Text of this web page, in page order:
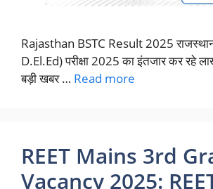
Rajasthan BSTC Result 2025
D.El.Ed) परीक्षा 2025 का इंतजार कर रहे
बड़ी खबर … Read more
REET Mains 3rd
Vacancy 2025: